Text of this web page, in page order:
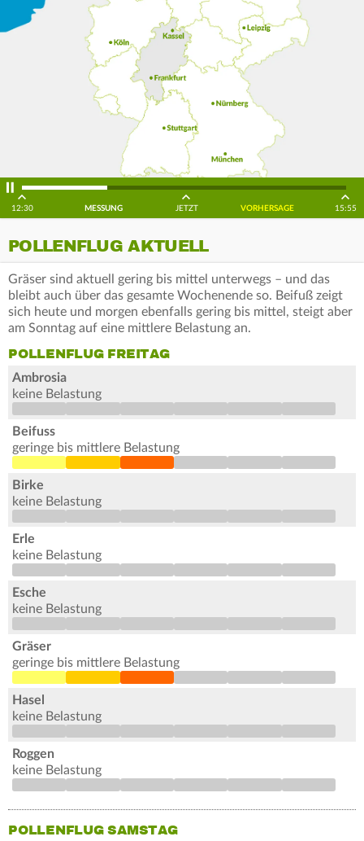
12:30 MESSUNG JETZT VORHERSAGE 15:55
POLLENFLUG AKTUELL
Gräser sind aktuell gering bis mittel unterwegs – und das
bleibt auch über das gesamte Wochenende so. Beifuß zeigt
sich heute und morgen ebenfalls gering bis mittel, steigt aber
am Sonntag auf eine mittlere Belastung an.
POLLENFLUG FREITAG
Ambrosia
keine Belastung
Beifuss
geringe bis mittlere Belastung
Birke
keine Belastung
Erle
keine Belastung
Esche
keine Belastung
Gräser
geringe bis mittlere Belastung
Hasel
keine Belastung
Roggen
keine Belastung
POLLENFLUG SAMSTAG